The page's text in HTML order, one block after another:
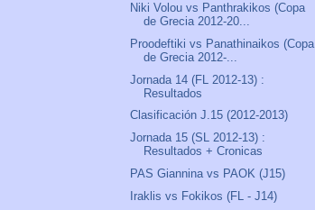
Niki Volou vs Panthrakikos (Copa
de Grecia 2012-20...
Proodeftiki vs Panathinaikos (Copa
de Grecia 2012-...
Jornada 14 (FL 2012-13) :
Resultados
Clasificación J.15 (2012-2013)
Jornada 15 (SL 2012-13) :
Resultados + Cronicas
PAS Giannina vs PAOK (J15)
Iraklis vs Fokikos (FL - J14)